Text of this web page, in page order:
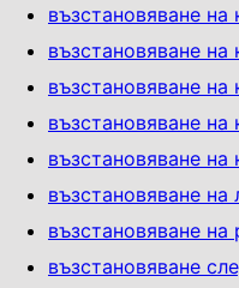
възстановяване на
възстановяване на
възстановяване
възстановяване на
възстановяване на
възстановяване на
възстановяване на
възстановяване